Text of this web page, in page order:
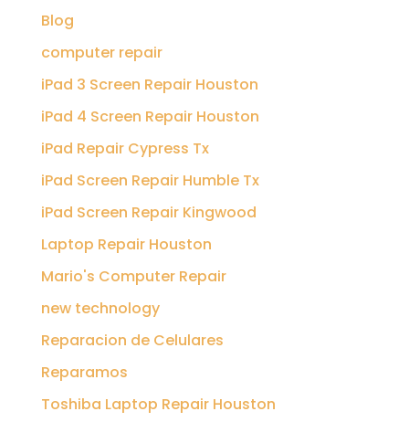
Blog
computer repair
iPad 3 Screen Repair Houston
iPad 4 Screen Repair Houston
iPad Repair Cypress Tx
iPad Screen Repair Humble Tx
iPad Screen Repair Kingwood
Laptop Repair Houston
Mario's Computer Repair
new technology
Reparacion de Celulares
Reparamos
Toshiba Laptop Repair Houston